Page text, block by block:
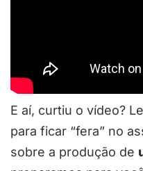
E aí, curtiu o vídeo?
para ficar “fera” no
sobre a produção de